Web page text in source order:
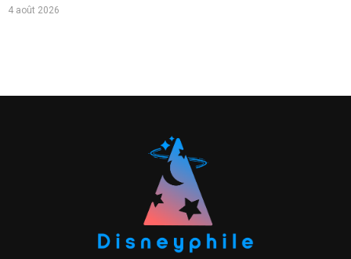
4 août 2026